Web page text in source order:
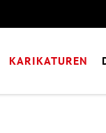
KARIKATUREN